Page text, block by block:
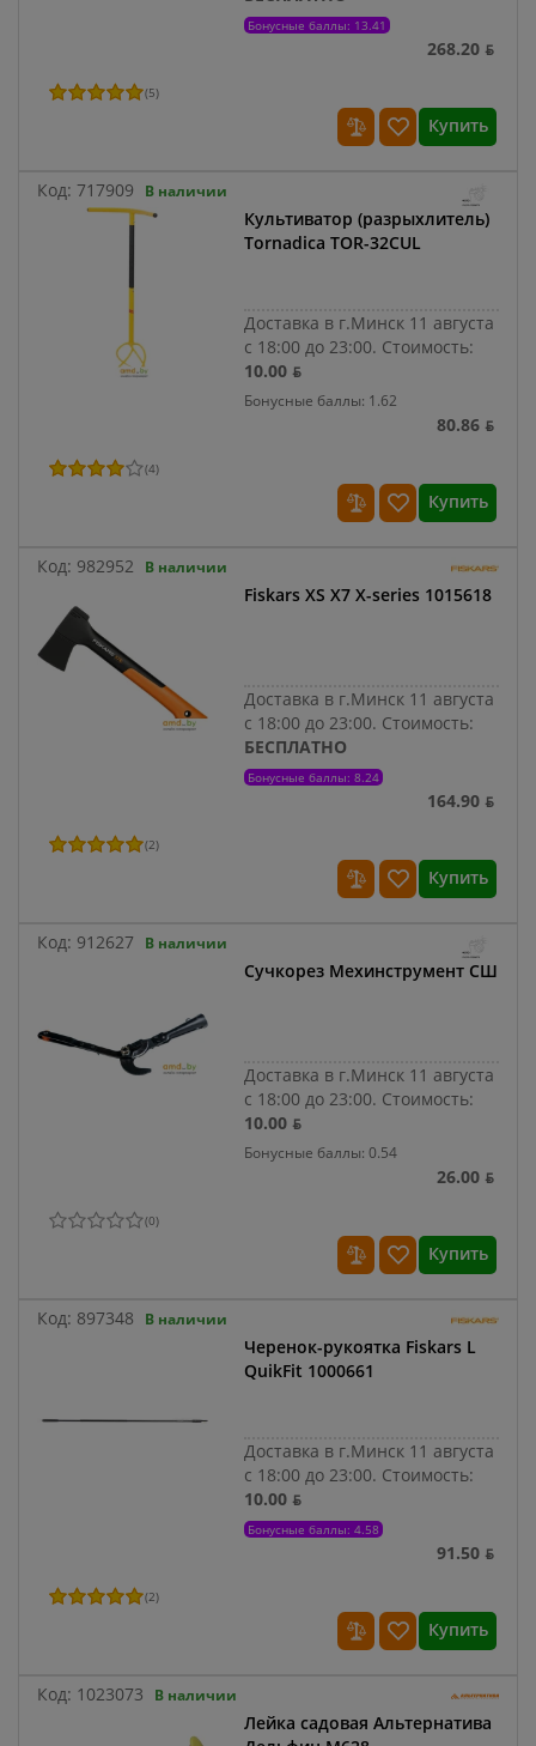
Бонусные баллы: 13.41
268.20 ƃ
(5)
Купить
Код: 717909 В наличии
Культиватор (разрыхлитель)
Tornadica TOR-32CUL
Доставка в г.Минск 11 августа
с 18:00 до 23:00. Стоимость:
10.00 ƃ
Бонусные баллы: 1.62
80.86 ƃ
(4)
Купить
Код: 982952 В наличии
Fiskars XS X7 X-series 1015618
Доставка в г.Минск 11 августа
с 18:00 до 23:00. Стоимость:
БЕСПЛАТНО
Бонусные баллы: 8.24
164.90 ƃ
(2)
Купить
Код: 912627 В наличии
Сучкорез Мехинструмент СШ
Доставка в г.Минск 11 августа
с 18:00 до 23:00. Стоимость:
10.00 ƃ
Бонусные баллы: 0.54
26.00 ƃ
(0)
Купить
Код: 897348 В наличии
Черенок-рукоятка Fiskars L
QuikFit 1000661
Доставка в г.Минск 11 августа
с 18:00 до 23:00. Стоимость:
10.00 ƃ
Бонусные баллы: 4.58
91.50 ƃ
(2)
Купить
Код: 1023073 В наличии
Лейка садовая Альтернатива